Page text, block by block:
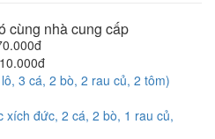
cùng nhà cung cấp
3 cá, 2 bò, 2 rau củ, 2 tôm)
xích đức, 2 cá, 2 bò, 1 rau củ,